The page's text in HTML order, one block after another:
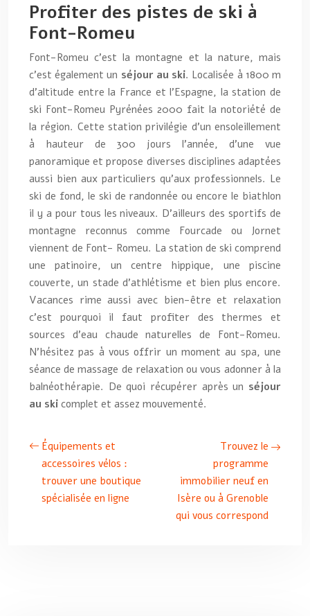
Profiter des pistes de ski à
Font-Romeu
Font-Romeu c’est la montagne et la nature, mais
c’est également un séjour au ski. Localisée à 1800 m
d’altitude entre la France et l’Espagne, la station de
ski Font-Romeu Pyrénées 2000 fait la notoriété de
la région. Cette station privilégie d’un ensoleillement
à hauteur de 300 jours l’année, d’une vue
panoramique et propose diverses disciplines adaptées
aussi bien aux particuliers qu’aux professionnels. Le
ski de fond, le ski de randonnée ou encore le biathlon
il y a pour tous les niveaux. D’ailleurs des sportifs de
montagne reconnus comme Fourcade ou Jornet
viennent de Font- Romeu. La station de ski comprend
une patinoire, un centre hippique, une piscine
couverte, un stade d’athlétisme et bien plus encore.
Vacances rime aussi avec bien-être et relaxation
c’est pourquoi il faut profiter des thermes et
sources d’eau chaude naturelles de Font-Romeu.
N’hésitez pas à vous offrir un moment au spa, une
séance de massage de relaxation ou vous adonner à la
balnéothérapie. De quoi récupérer après un séjour
au ski complet et assez mouvementé.
Équipements et
accessoires vélos :
trouver une boutique
spécialisée en ligne
Trouvez le
programme
immobilier neuf en
Isère ou à Grenoble
qui vous correspond